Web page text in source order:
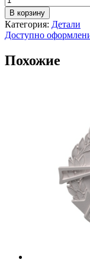
товара
Деталь-010
В корзину
Категория: Детали
Доступно
Похожие